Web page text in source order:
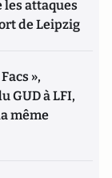
les attaques
de Leipzig
»,
GUD à LFI,
même